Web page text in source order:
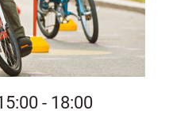
- 18:00